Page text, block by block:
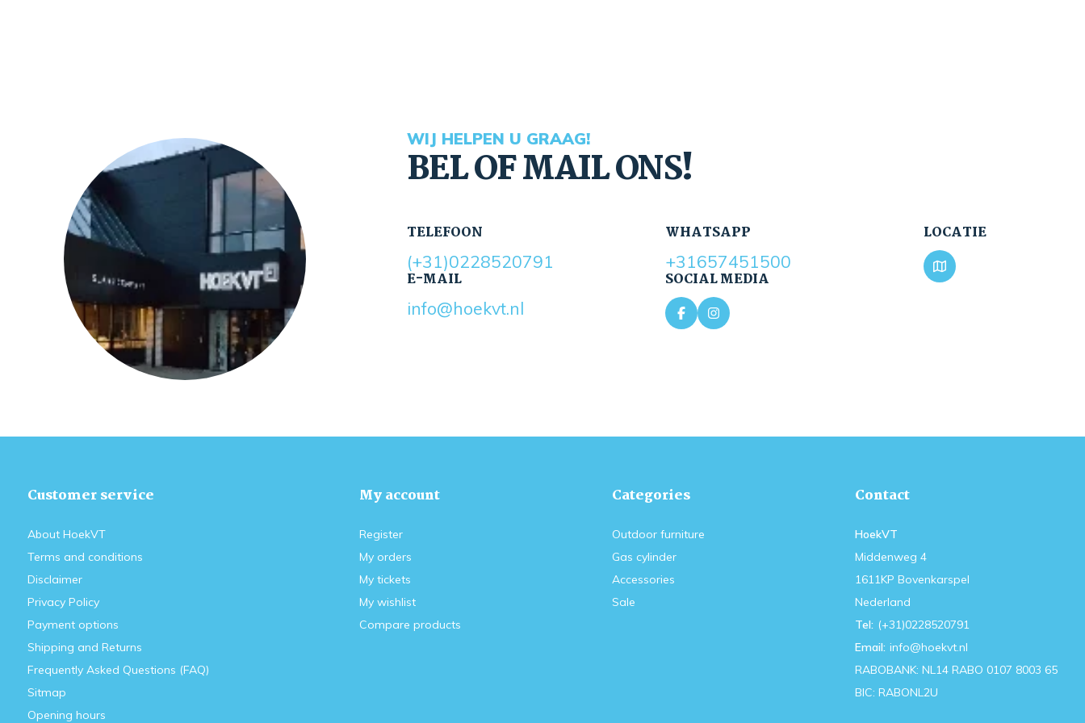
WIJ HELPEN U GRAAG!
BEL OF MAIL ONS!
TELEFOON
(+31)0228520791
E-MAIL
info@hoekvt.nl
WHATSAPP
+31657451500
SOCIAL MEDIA
LOCATIE
Customer service
About HoekVT
Terms and conditions
Disclaimer
Privacy Policy
Payment options
Shipping and Returns
Frequently Asked Questions (FAQ)
Sitmap
Opening hours
My account
Register
My orders
My tickets
My wishlist
Compare products
Categories
Outdoor furniture
Gas cylinder
Accessories
Sale
Contact
HoekVT
Middenweg 4
1611KP Bovenkarspel
Nederland
Tel: (+31)0228520791
Email: info@hoekvt.nl
RABOBANK: NL14 RABO 0107 8003 65
BIC: RABONL2U